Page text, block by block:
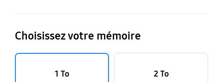
Choisissez votre mémoire
1 To 2 To